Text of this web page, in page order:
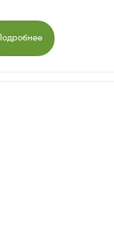
Подробнее